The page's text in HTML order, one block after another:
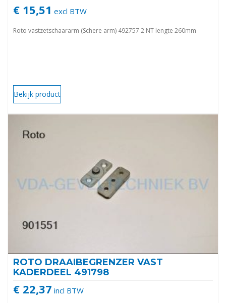
€ 15,51 excl BTW
Roto vastzetschaararm (Schere arm) 492757 2 NT lengte 260mm
Bekijk product
ROTO DRAAIBEGRENZER VAST
KADERDEEL 491798
€ 22,37 incl BTW